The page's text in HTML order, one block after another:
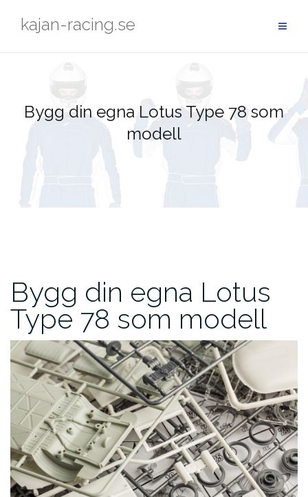
kajan-racing.se
Bygg din egna Lotus Type 78 som
modell
Bygg din egna Lotus
Type 78 som modell